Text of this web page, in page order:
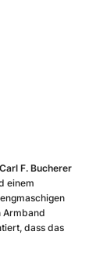
Carl F. Bucherer
einem
Armband
dass das